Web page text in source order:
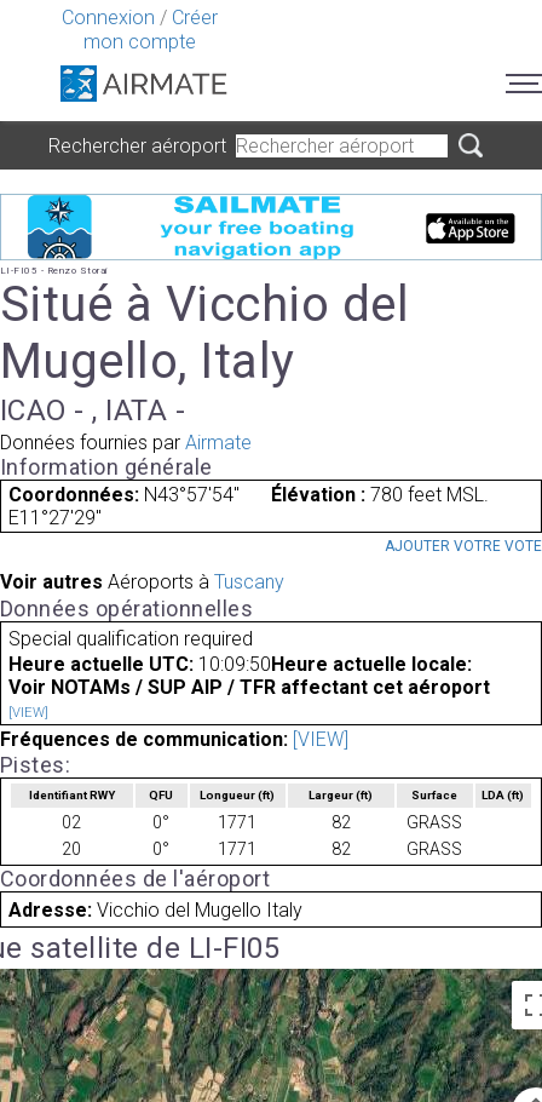
Connexion / Créer
mon compte
Rechercher aéroport
LI-FI05 - Renzo Storai
Situé à Vicchio del
Mugello, Italy
ICAO - , IATA -
Données fournies par Airmate
Information générale
Coordonnées: N43°57'54"
E11°27'29"
Élévation : 780 feet MSL.
AJOUTER VOTRE VOTE
Voir autres Aéroports à Tuscany
Données opérationnelles
Special qualification required
Heure actuelle UTC: 10:09:50 Heure actuelle locale:
Voir NOTAMs / SUP AIP / TFR affectant cet aéroport
[VIEW]
Fréquences de communication: [VIEW]
Pistes:
Identifiant RWY QFU Longueur(ft) Largeur(ft) Surface LDA(ft)
02 0° 1771 82
GRASS
20
0° 1771 82 GRASS
Coordonnées de l'aéroport
Adresse: Vicchio del Mugello Italy
satellite de LI-FI05